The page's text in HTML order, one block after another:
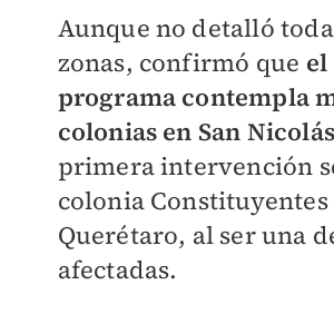
Aunque no detalló
zonas, confirmó que el
programa contempla
colonias en San Nicolás
primera intervención
colonia Constituyentes
Querétaro, al ser una
afectadas.